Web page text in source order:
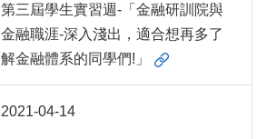
第三屆學生實習週-「金融研訓院與
金融職涯-深入淺出，適合想再多了
解金融體系的同學們!」
2021-04-14